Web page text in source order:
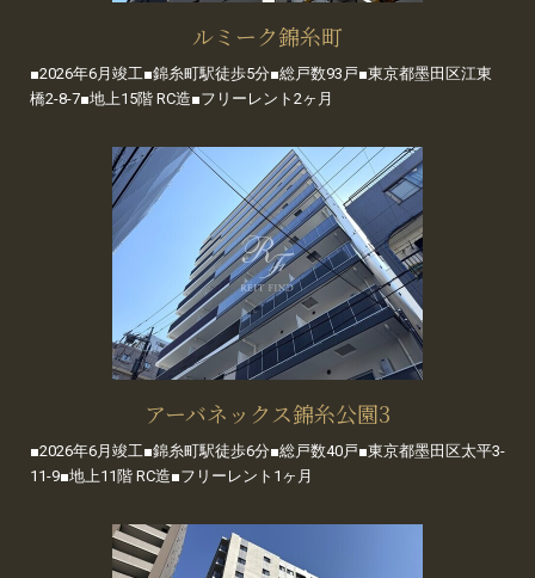
ルミーク錦糸町
■2026年6月竣工■錦糸町駅徒歩5分■総戸数93戸■東京都墨田区江東
橋2-8-7■地上15階 RC造■フリーレント2ヶ月
アーバネックス錦糸公園3
■2026年6月竣工■錦糸町駅徒歩6分■総戸数40戸■東京都墨田区太平3-
11-9■地上11階 RC造■フリーレント1ヶ月